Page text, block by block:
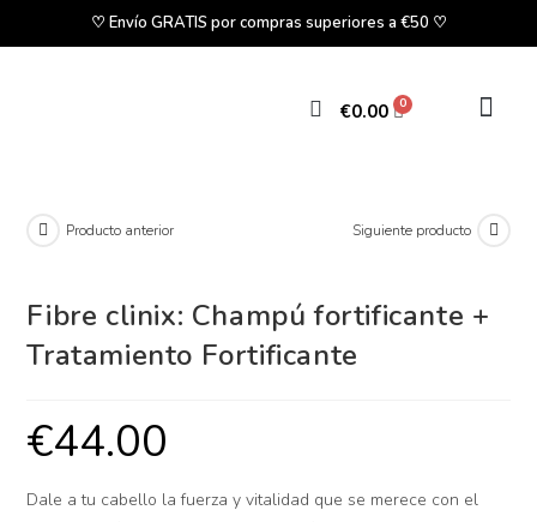
♡ Envío GRATIS por compras superiores a €50 ♡
€0.00
Producto anterior Siguiente producto
Fibre clinix: Champú fortificante +
Tratamiento Fortificante
€44.00
Dale a tu cabello la fuerza y vitalidad que se merece con el